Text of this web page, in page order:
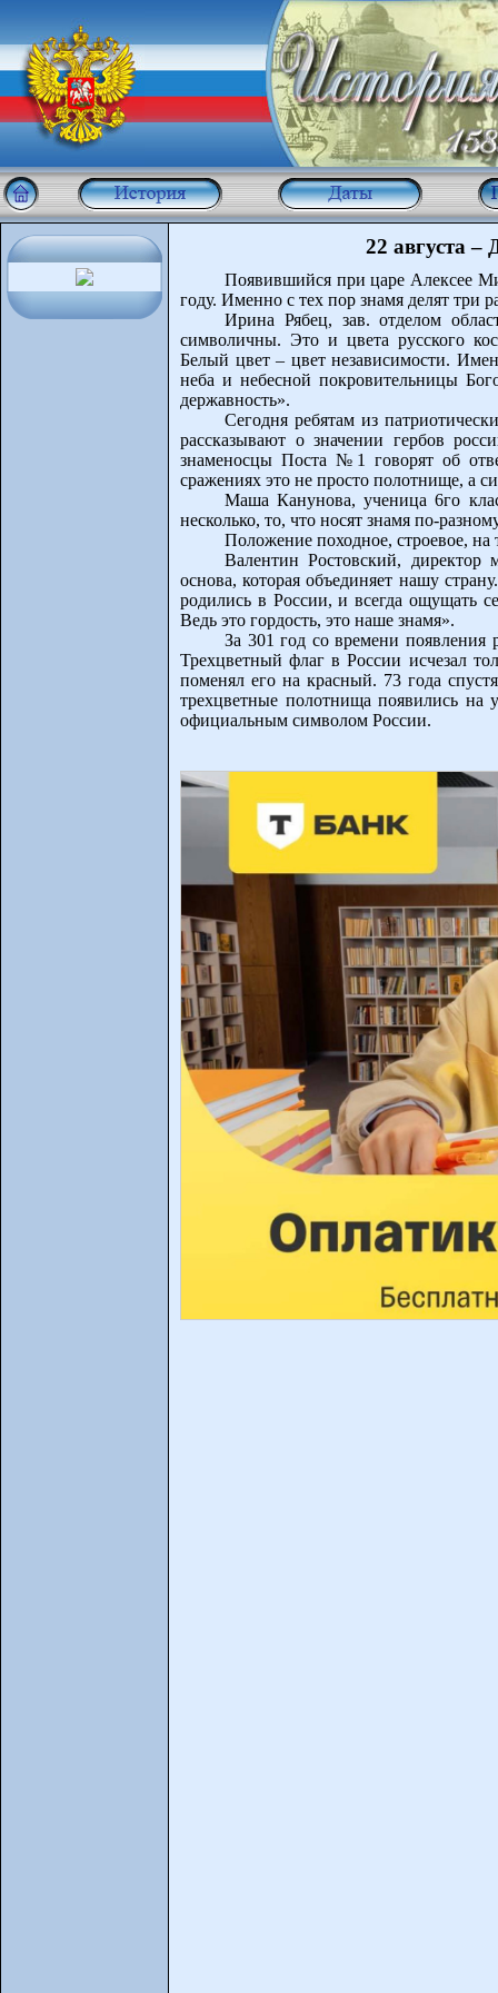
22 августа –
Появившийся при царе Алексее
году. Именно с тех пор знамя делят три
Ирина Рябец, зав. отделом
символичны. Это и цвета русского
Белый цвет – цвет независимости.
неба и небесной покровительницы
державность».
Сегодня ребятам из
рассказывают о значении гербов
знаменосцы Поста №1 говорят об
сражениях это не просто полотнище, а
Маша Канунова, ученица 6го
несколько, то, что носят знамя по-
Положение походное, строевое,
Валентин Ростовский,
основа, которая объединяет нашу
родились в России, и всегда ощущать
Ведь это гордость, это наше знамя».
За 301 год со времени появления
Трехцветный флаг в России исчезал
поменял его на красный. 73 года
трехцветные полотнища появились на
официальным символом России.